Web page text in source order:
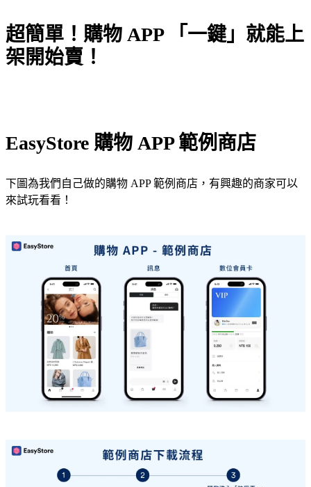
超簡單！購物 APP 「一鍵」就能上
架開始賣！
EasyStore 購物 APP 範例商店
下圖為我們自己做的購物 APP 範例商店，有興趣的商家可以
來試玩看看！